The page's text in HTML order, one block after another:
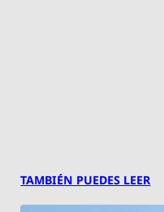
TAMBIÉN PUEDES LEER